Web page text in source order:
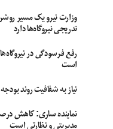
وزارت نیرو یک مسیر
تدریجی نیروگاه‌ها دارد
رفع فرسودگی در
است
نیاز به شفافیت روند بودجه
نماینده ساری: کاهش
مدیریتی و نظارتی است